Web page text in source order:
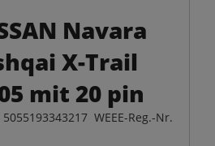
Navara
X-Trail
mit 20 pin
WEEE-Reg.-Nr.